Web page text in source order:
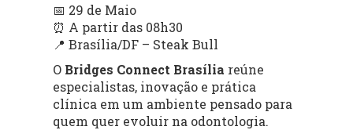
📅 29 de Maio
⏰ A partir das 08h30
📍 Brasília/DF – Steak Bull
O Bridges Connect Brasília reúne
especialistas, inovação e prática
clínica em um ambiente pensado para
quem quer evoluir na odontologia.